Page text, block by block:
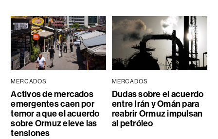
MERCADOS
Activos de mercados
emergentes caen por
temor a que el acuerdo
sobre Ormuz eleve las
tensiones
MERCADOS
Dudas sobre el acuerdo
entre Irán y Omán para
reabrir Ormuz impulsan
al petróleo